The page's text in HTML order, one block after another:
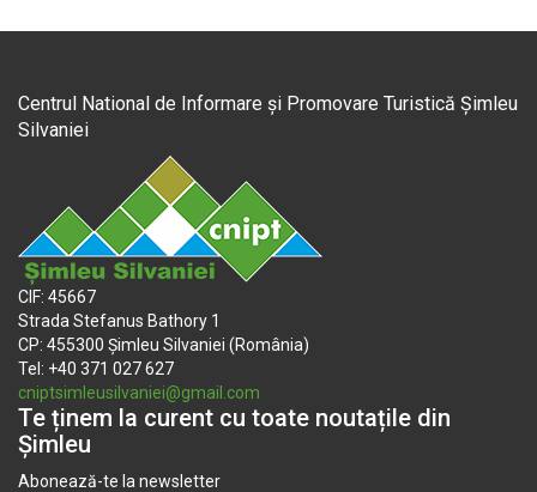
Centrul National de Informare și Promovare Turistică Șimleu
Silvaniei
CIF: 45667
Strada Stefanus Bathory 1
CP: 455300 Șimleu Silvaniei (România)
Tel: +40 371 027 627
cniptsimleusilvaniei@gmail.com
Te ținem la curent cu toate noutațile din
Șimleu
Abonează-te la newsletter